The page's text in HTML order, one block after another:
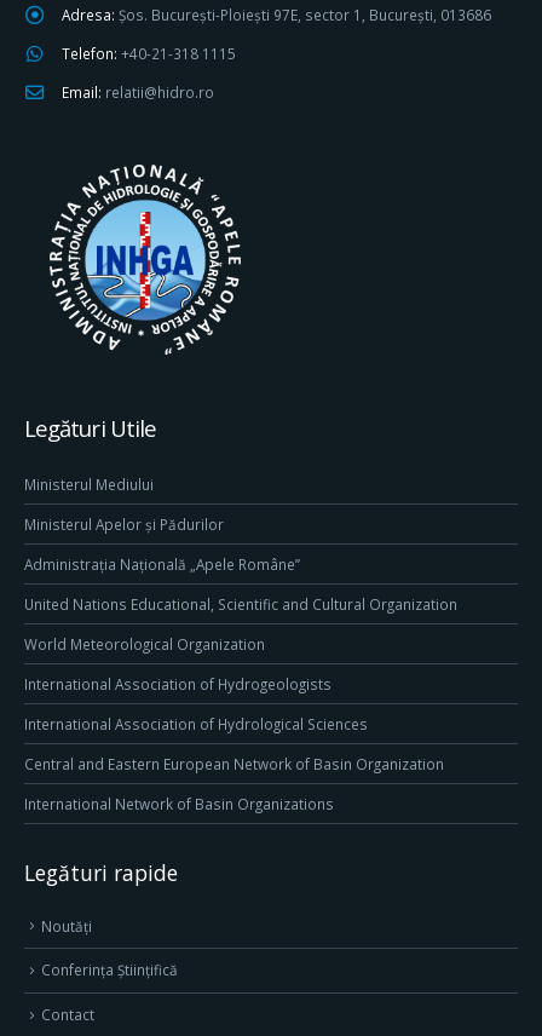
Adresa: Șos. București-Ploiești 97E, sector 1, București, 013686
Telefon: +40-21-318 1115
Email: relatii@hidro.ro
Legături Utile
Ministerul Mediului
Ministerul Apelor și Pădurilor
Administrația Națională „Apele Române”
United Nations Educational, Scientific and Cultural Organization
World Meteorological Organization
International Association of Hydrogeologists
International Association of Hydrological Sciences
Central and Eastern European Network of Basin Organization
International Network of Basin Organizations
Legături rapide
Noutăți
Conferința Științifică
Contact